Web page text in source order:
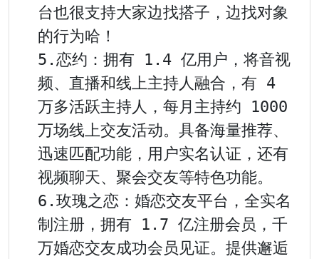
台也很支持大家边找搭子，边找对象
的行为哈！
5.恋约：拥有 1.4 亿用户，将音视
频、直播和线上主持人融合，有 4
万多活跃主持人，每月主持约 1000
万场线上交友活动。具备海量推荐、
迅速匹配功能，用户实名认证，还有
视频聊天、聚会交友等特色功能。
6.玫瑰之恋：婚恋交友平台，全实名
制注册，拥有 1.7 亿注册会员，千
万婚恋交友成功会员见证。提供邂逅